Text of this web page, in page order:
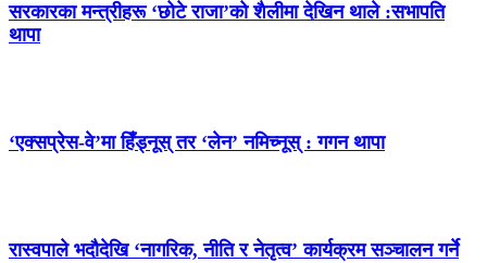
सरकारका मन्त्रीहरू ‘छोटे राजा’को शैलीमा देखिन थाले :सभापति
थापा
‘एक्सप्रेस-वे’मा हिँड्नूस् तर ‘लेन’ नमिच्नूस् : गगन थापा
रास्वपाले भदौदेखि ‘नागरिक, नीति र नेतृत्व’ कार्यक्रम सञ्चालन गर्ने